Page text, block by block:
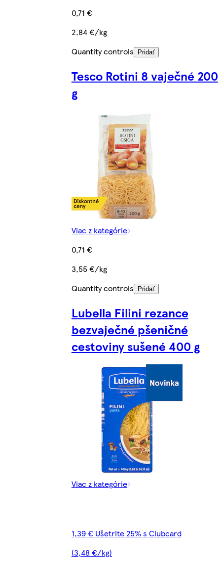
0,71 €
2,84 €/kg
Quantity controls
Pridať
Tesco Rotini 8 vaječné 200
g
Viac z kategórie
0,71 €
3,55 €/kg
Quantity controls
Pridať
Lubella Filini rezance
bezvaječné pšeničné
cestoviny sušené 400 g
Viac z kategórie
1,39 € Ušetrite 25% s Clubcard
(3,48 €/kg)